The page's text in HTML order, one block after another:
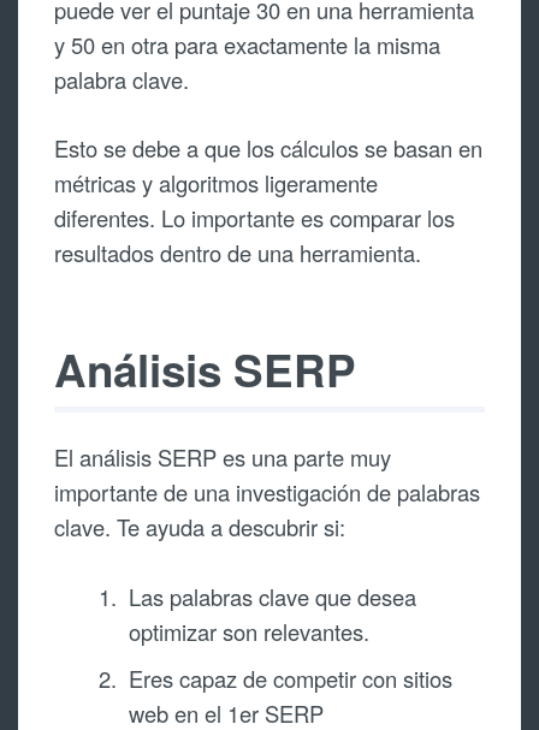
puede ver el puntaje 30 en una herramienta
y 50 en otra para exactamente la misma
palabra clave.
Esto se debe a que los cálculos se basan en
métricas y algoritmos ligeramente
diferentes. Lo importante es comparar los
resultados dentro de una herramienta.
Análisis SERP
El análisis SERP es una parte muy
importante de una investigación de palabras
clave. Te ayuda a descubrir si:
Las palabras clave que desea
optimizar son relevantes.
Eres capaz de competir con sitios
web en el 1er SERP